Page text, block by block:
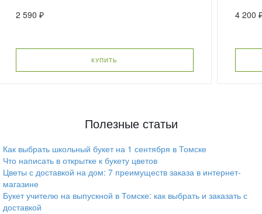
2 590 ₽
КУПИТЬ
4 200
Полезные статьи
Как выбрать школьный букет на 1 сентября в Томске
Что написать в открытке к букету цветов
Цветы с доставкой на дом: 7 преимуществ заказа в интернет-
магазине
Букет учителю на выпускной в Томске: как выбрать и заказать с
доставкой